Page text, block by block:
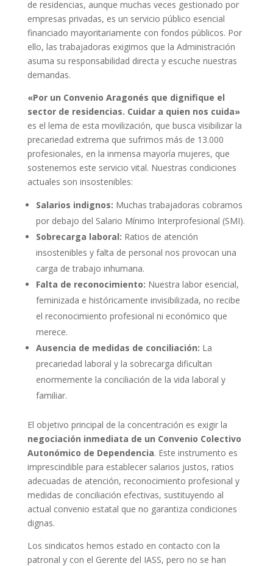
de residencias, aunque muchas veces gestionado por
empresas privadas, es un servicio público esencial
financiado mayoritariamente con fondos públicos. Por
ello, las trabajadoras exigimos que la Administración
asuma su responsabilidad directa y escuche nuestras
demandas.
«Por un Convenio Aragonés que dignifique el
sector de residencias. Cuidar a quien nos cuida»
es el lema de esta movilización, que busca visibilizar la
precariedad extrema que sufrimos más de 13.000
profesionales, en la inmensa mayoría mujeres, que
sostenemos este servicio vital. Nuestras condiciones
actuales son insostenibles:
Salarios indignos: Muchas trabajadoras cobramos
por debajo del Salario Mínimo Interprofesional (SMI).
Sobrecarga laboral: Ratios de atención
insostenibles y falta de personal nos provocan una
carga de trabajo inhumana.
Falta de reconocimiento: Nuestra labor esencial,
feminizada e históricamente invisibilizada, no recibe
el reconocimiento profesional ni económico que
merece.
Ausencia de medidas de conciliación: La
precariedad laboral y la sobrecarga dificultan
enormemente la conciliación de la vida laboral y
familiar.
El objetivo principal de la concentración es exigir la
negociación inmediata de un Convenio Colectivo
Autonómico de Dependencia. Este instrumento es
imprescindible para establecer salarios justos, ratios
adecuadas de atención, reconocimiento profesional y
medidas de conciliación efectivas, sustituyendo al
actual convenio estatal que no garantiza condiciones
dignas.
Los sindicatos hemos estado en contacto con la
patronal y con el Gerente del IASS, pero no se han